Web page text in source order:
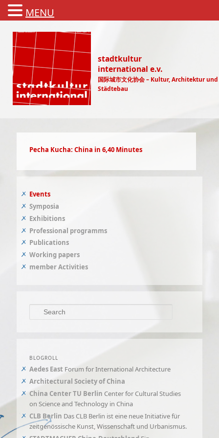
stadtkultur
international e.v.
国际城市文化协会 – Kultur, Architektur und
Städtebau
Pecha Kucha: China in 6,40 Minutes
Events
Symposia
Exhibitions
Professional programms
Publications
Working papers
member Activities
Search
BLOGROLL
Aedes East Forum for International Architecture
Architectural Society of China
China Center TU Berlin Center for Cultural Studies
on Science and Technology in China
CLB Berlin Das CLB Berlin ist eine neue Initiative für
zeitgenössische Kunst, Wissenschaft und Urbanismus.
MENU